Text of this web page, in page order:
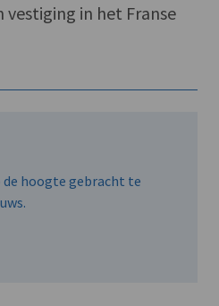
vestiging in het Franse
hoogte gebracht te